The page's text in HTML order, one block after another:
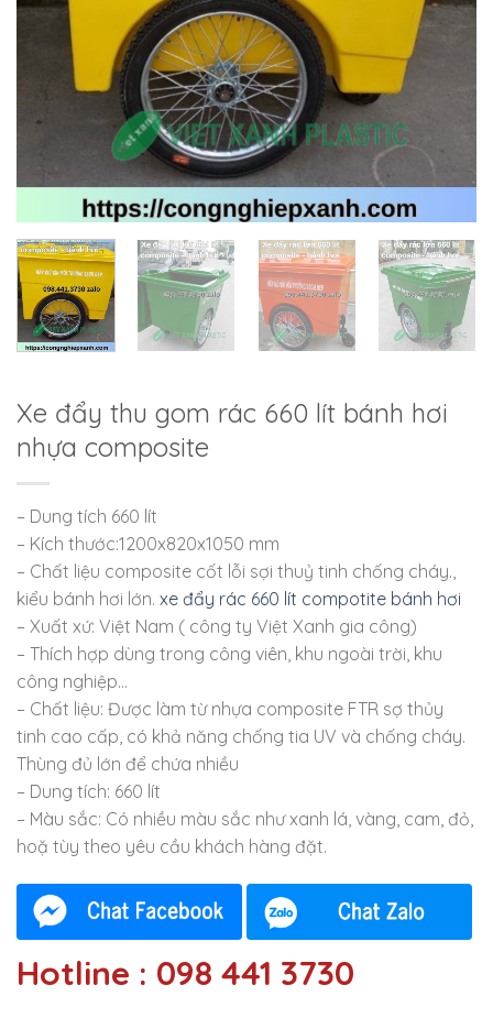
Xe đẩy thu gom rác 660 lít bánh hơi
nhựa composite
– Dung tích 660 lít
– Kích thước:1200x820x1050 mm
– Chất liệu composite cốt lỗi sợi thuỷ tinh chống cháy.,
kiểu bánh hơi lớn. xe đẩy rác 660 lít compotite bánh hơi
– Xuất xứ: Việt Nam ( công ty Việt Xanh gia công)
– Thích hợp dùng trong công viên, khu ngoài trời, khu
công nghiệp…
– Chất liệu: Được làm từ nhựa composite FTR sợ thủy
tinh cao cấp, có khả năng chống tia UV và chống cháy.
Thùng đủ lớn để chứa nhiều
– Dung tích: 660 lít
– Màu sắc: Có nhiều màu sắc như xanh lá, vàng, cam, đỏ,
hoặ tùy theo yêu cầu khách hàng đặt.
Hotline : 098 441 3730